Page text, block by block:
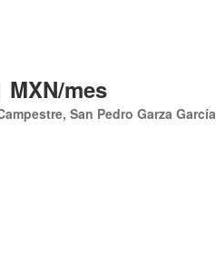
MXN/mes
San Pedro Garza García